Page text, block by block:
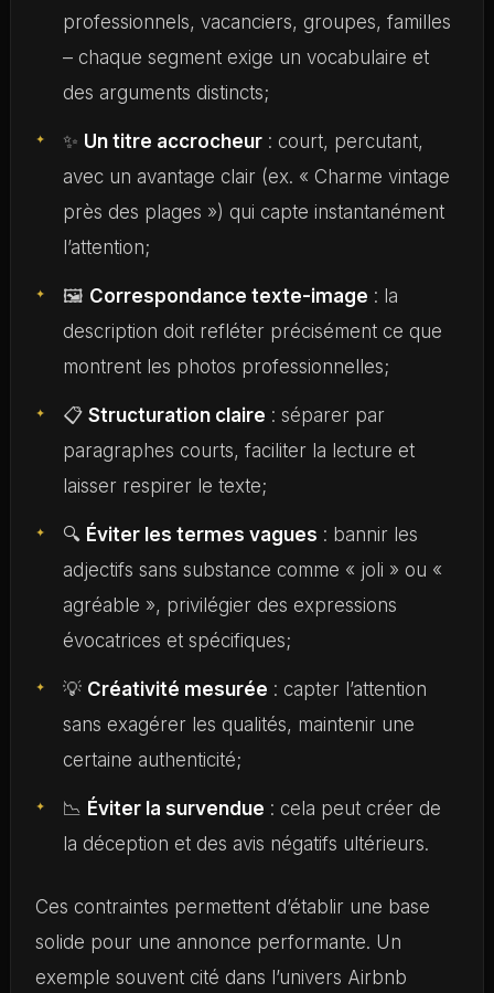
professionnels, vacanciers, groupes, familles
– chaque segment exige un vocabulaire et
des arguments distincts;
✨ Un titre accrocheur: court, percutant,
avec un avantage clair (ex. « Charme vintage
près des plages ») qui capte instantanément
l’attention;
🖼️ Correspondance texte-image : la
description doit refléter précisément ce que
montrent les photos professionnelles;
📋 Structuration claire : séparer par
paragraphes courts, faciliter la lecture et
laisser respirer le texte;
🔍 Éviter les termes vagues : bannir les
adjectifs sans substance comme « joli » ou «
agréable », privilégier des expressions
évocatrices et spécifiques;
💡 Créativité mesurée : capter l’attention
sans exagérer les qualités, maintenir une
certaine authenticité;
📉 Éviter la survendue : cela peut créer de
la déception et des avis négatifs ultérieurs.
Ces contraintes permettent d’établir une base
solide pour une annonce performante. Un
exemple souvent cité dans l’univers Airbnb